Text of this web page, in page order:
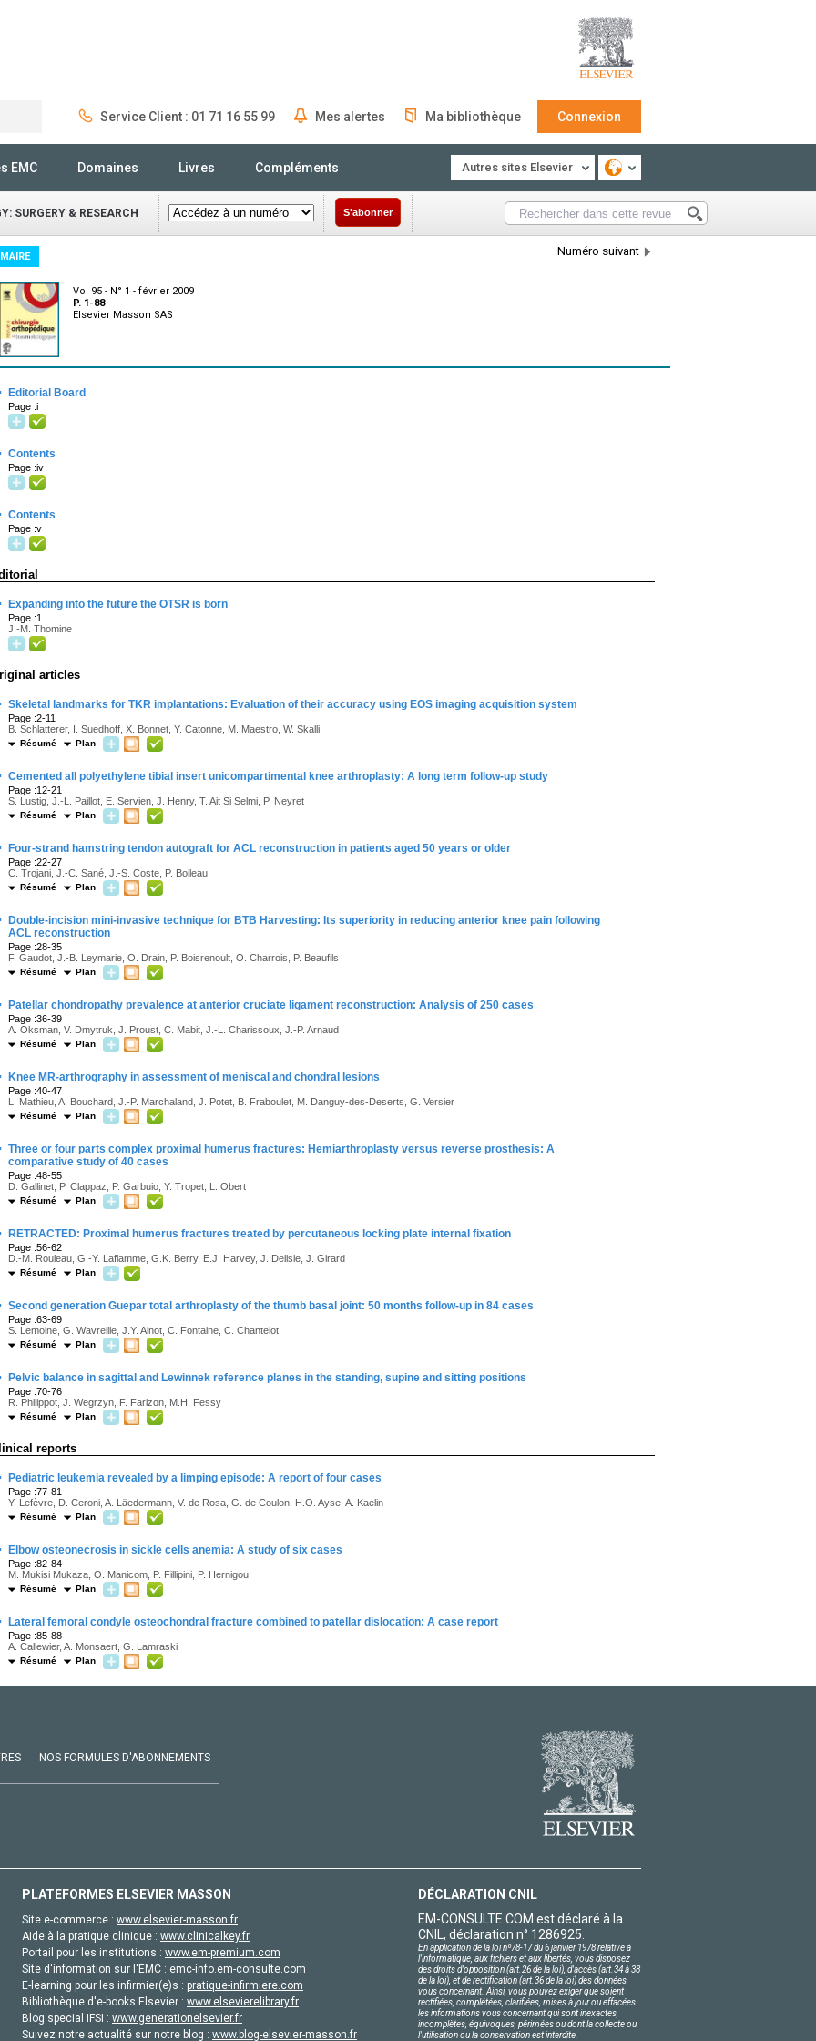
Service Client : 01 71 16 55 99 Mes alertes Ma bibliothèque Connexion
EMC Domaines Livres Compléments Autres sites Elsevier
SURGERY & RESEARCH S'abonner
Numéro suivant
Vol 95 - N° 1 - février 2009
P. 1-88
Elsevier Masson SAS
Editorial Board
Page :i
Contents
Page :iv
Contents
Page :v
Expanding into the future the OTSR is born
Page :1
J.-M. Thomine
articles
Skeletal landmarks for TKR implantations: Evaluation of their accuracy using EOS imaging acquisition system
Page :2-11
B. Schlatterer, I. Suedhoff, X. Bonnet, Y. Catonne, M. Maestro, W. Skalli
Résumé Plan
Cemented all polyethylene tibial insert unicompartimental knee arthroplasty: A long term follow-up study
Page :12-21
S. Lustig, J.-L. Paillot, E. Servien, J. Henry, T. Ait Si Selmi, P. Neyret
Résumé Plan
Four-strand hamstring tendon autograft for ACL reconstruction in patients aged 50 years or older
Page :22-27
C. Trojani, J.-C. Sané, J.-S. Coste, P. Boileau
Résumé Plan
Double-incision mini-invasive technique for BTB Harvesting: Its superiority in reducing anterior knee pain following
ACL reconstruction
Page :28-35
F. Gaudot, J.-B. Leymarie, O. Drain, P. Boisrenoult, O. Charrois, P. Beaufils
Résumé Plan
Patellar chondropathy prevalence at anterior cruciate ligament reconstruction: Analysis of 250 cases
Page :36-39
A. Oksman, V. Dmytruk, J. Proust, C. Mabit, J.-L. Charissoux, J.-P. Arnaud
Résumé Plan
Knee MR-arthrography in assessment of meniscal and chondral lesions
Page :40-47
L. Mathieu, A. Bouchard, J.-P. Marchaland, J. Potet, B. Fraboulet, M. Danguy-des-Deserts, G. Versier
Résumé Plan
Three or four parts complex proximal humerus fractures: Hemiarthroplasty versus reverse prosthesis: A
comparative study of 40 cases
Page :48-55
D. Gallinet, P. Clappaz, P. Garbuio, Y. Tropet, L. Obert
Résumé Plan
RETRACTED: Proximal humerus fractures treated by percutaneous locking plate internal fixation
Page :56-62
D.-M. Rouleau, G.-Y. Laflamme, G.K. Berry, E.J. Harvey, J. Delisle, J. Girard
Résumé Plan
Second generation Guepar total arthroplasty of the thumb basal joint: 50 months follow-up in 84 cases
Page :63-69
S. Lemoine, G. Wavreille, J.Y. Alnot, C. Fontaine, C. Chantelot
Résumé Plan
Pelvic balance in sagittal and Lewinnek reference planes in the standing, supine and sitting positions
Page :70-76
R. Philippot, J. Wegrzyn, F. Farizon, M.H. Fessy
Résumé Plan
reports
Pediatric leukemia revealed by a limping episode: A report of four cases
Page :77-81
Y. Lefèvre, D. Ceroni, A. Läedermann, V. de Rosa, G. de Coulon, H.O. Ayse, A. Kaelin
Résumé Plan
Elbow osteonecrosis in sickle cells anemia: A study of six cases
Page :82-84
M. Mukisi Mukaza, O. Manicom, P. Fillipini, P. Hernigou
Résumé Plan
Lateral femoral condyle osteochondral fracture combined to patellar dislocation: A case report
Page :85-88
A. Callewier, A. Monsaert, G. Lamraski
Résumé Plan
NOS FORMULES D'ABONNEMENTS
PLATEFORMES ELSEVIER MASSON
Site e-commerce : www.elsevier-masson.fr
Aide à la pratique clinique : www.clinicalkey.fr
Portail pour les institutions : www.em-premium.com
Site d'information sur l'EMC : emc-info.em-consulte.com
E-learning pour les infirmier(e)s : pratique-infirmiere.com
Bibliothèque d'e-books Elsevier : www.elsevierelibrary.fr
Blog special IFSI : www.generationelsevier.fr
Suivez notre actualité sur notre blog : www.blog-elsevier-masson.fr
DÉCLARATION CNIL
EM-CONSULTE.COM est déclaré à la
CNIL, déclaration n° 1286925.
En application de la loi nº78-17 du 6 janvier 1978 relative à
l'informatique, aux fichiers et aux libertés, vous disposez
des droits d'opposition (art.26 de la loi), d'accès (art.34 à 38
de la loi), et de rectification (art.36 de la loi) des données
vous concernant. Ainsi, vous pouvez exiger que soient
rectifiées, complétées, clarifiées, mises à jour ou effacées
les informations vous concernant qui sont inexactes,
incomplètes, équivoques, périmées ou dont la collecte ou
l'utilisation ou la conservation est interdite.